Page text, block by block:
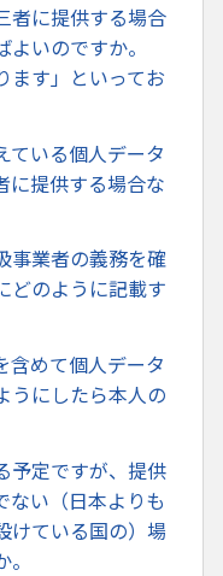
者に提供する場合
いのですか。
ます」といってお
ている個人データ
に提供する場合な
事業者の義務を確
どのように記載す
含めて個人データ
うにしたら本人の
予定ですが、提供
ない（日本よりも
けている国の）場